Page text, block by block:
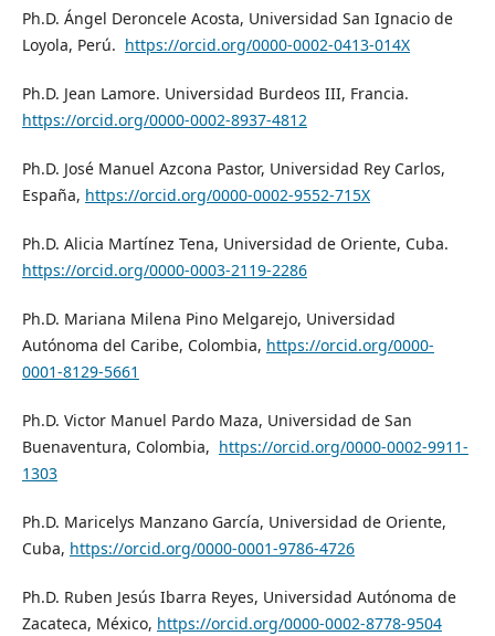
Ph.D. Ángel Deroncele Acosta, Universidad San Ignacio de
Loyola, Perú. https://orcid.org/0000-0002-0413-014X
Ph.D. Jean Lamore. Universidad Burdeos III, Francia.
https://orcid.org/0000-0002-8937-4812
Ph.D. José Manuel Azcona Pastor, Universidad Rey Carlos,
España, https://orcid.org/0000-0002-9552-715X
Ph.D. Alicia Martínez Tena, Universidad de Oriente, Cuba.
https://orcid.org/0000-0003-2119-2286
Ph.D. Mariana Milena Pino Melgarejo, Universidad
Autónoma del Caribe, Colombia, https://orcid.org/0000-
0001-8129-5661
Ph.D. Victor Manuel Pardo Maza, Universidad de San
Buenaventura, Colombia, https://orcid.org/0000-0002-9911-
1303
Ph.D. Maricelys Manzano García, Universidad de Oriente,
Cuba, https://orcid.org/0000-0001-9786-4726
Ph.D. Ruben Jesús Ibarra Reyes, Universidad Autónoma de
Zacateca, México, https://orcid.org/0000-0002-8778-9504